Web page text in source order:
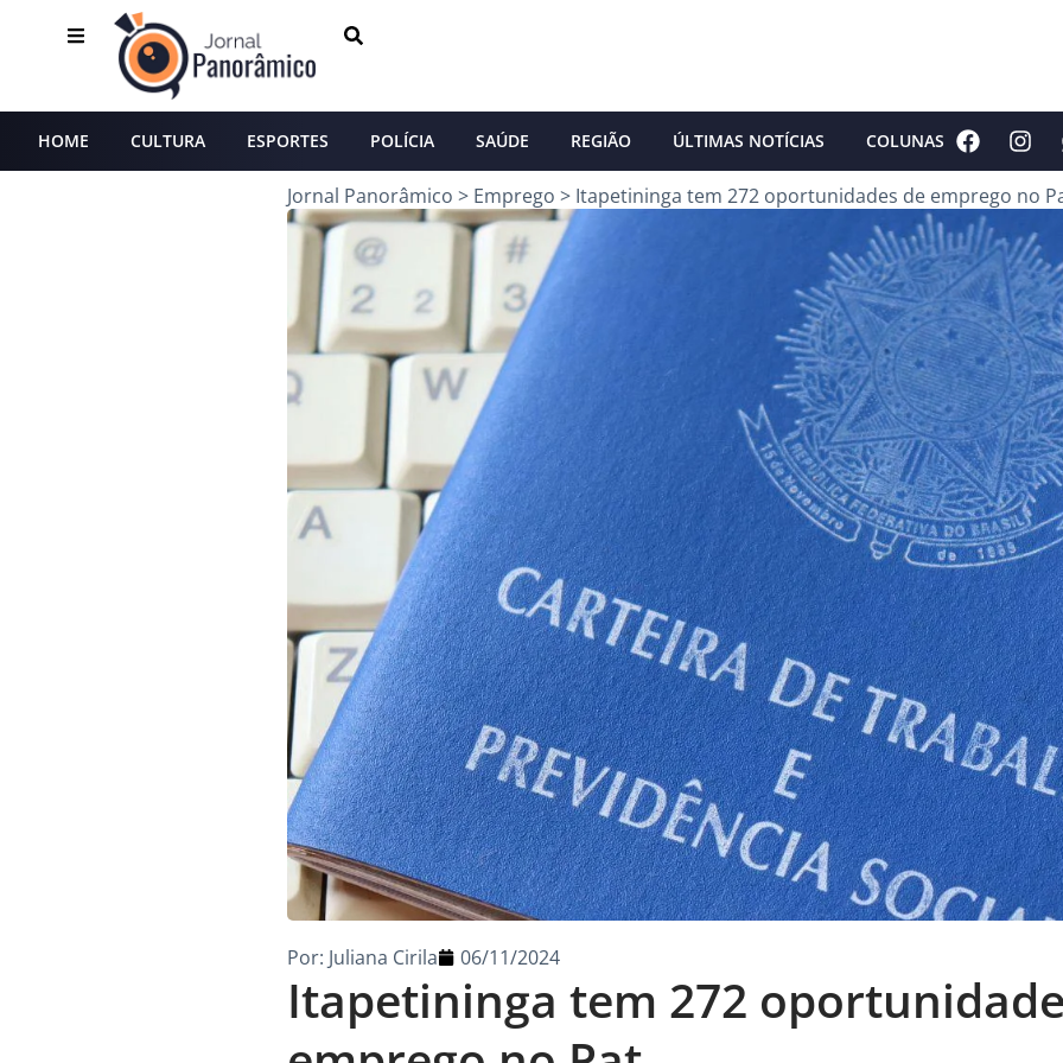
HOME CULTURA ESPORTES POLÍCIA SAÚDE REGIÃO ÚLTIMAS NOTÍCIAS COLUNAS
Jornal Panorâmico > Emprego > Itapetininga tem 272 oportunidades de emprego no
Itapetininga tem 272
Por: Juliana Cirila 06/11/2024